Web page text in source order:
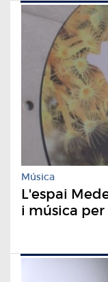
Música
L'espai
i música